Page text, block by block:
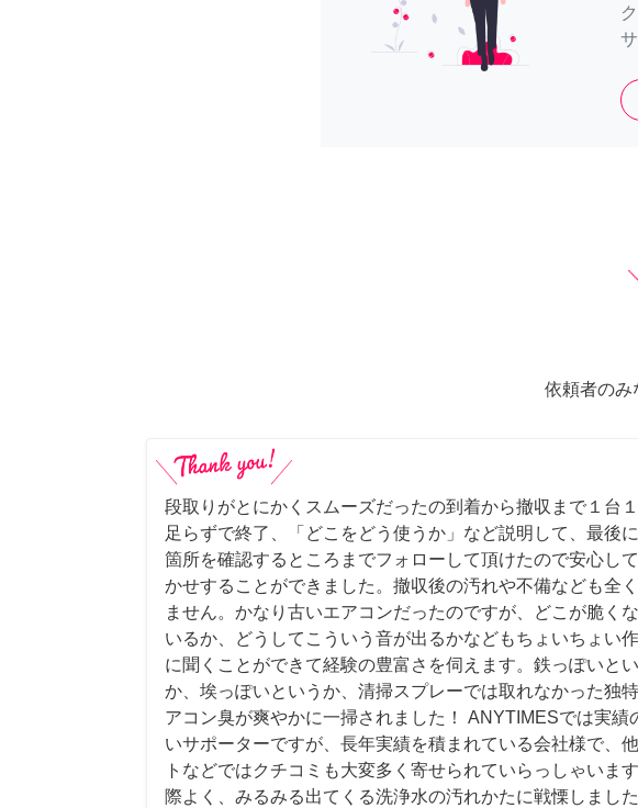
依頼者のみ
段取りがとにかくスムーズだったの到着から撤収まで１台
足らずで終了、「どこをどう使うか」など説明して、最後
箇所を確認するところまでフォローして頂けたので安心し
かせすることができました。撤収後の汚れや不備なども全
ません。かなり古いエアコンだったのですが、どこが脆く
いるか、どうしてこういう音が出るかなどもちょいちょい
に聞くことができて経験の豊富さを伺えます。鉄っぽいとい
か、埃っぽいというか、清掃スプレーでは取れなかった独
アコン臭が爽やかに一掃されました！ ANYTIMESでは実績
いサポーターですが、長年実績を積まれている会社様で、
トなどではクチコミも大変多く寄せられていらっしゃいま
際よく、みるみる出てくる洗浄水の汚れかたに戦慄しまし